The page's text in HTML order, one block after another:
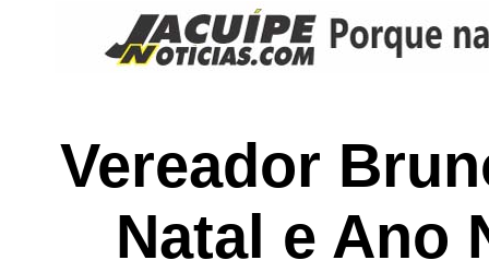
Vereador
Natal e Ano